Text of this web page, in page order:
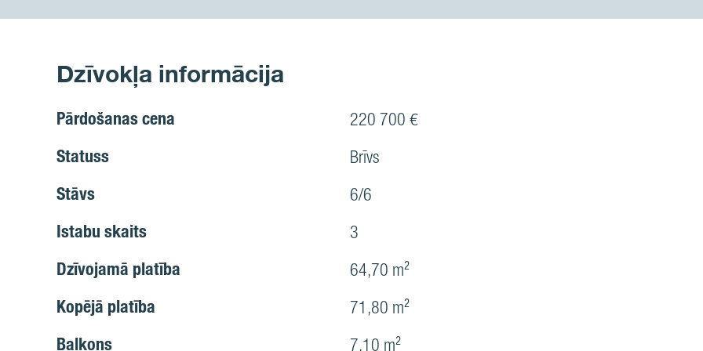
Dzīvokļa informācija
Pārdošanas cena 220 700 €
Statuss Brīvs
Stāvs 6/6
Istabu skaits 3
Dzīvojamā platība 64,70 m²
Kopējā platība 71,80 m²
Balkons 7,10 m²